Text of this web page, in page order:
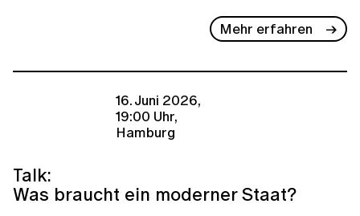
Mehr erfahren
16. Juni 2026,
19:00 Uhr,
Hamburg
Talk:
Was braucht ein moderner Staat?